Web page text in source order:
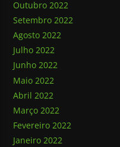
Outubro 2022
Setembro 2022
Agosto 2022
Julho 2022
Junho 2022
Maio 2022
Abril 2022
Março 2022
Fevereiro 2022
Janeiro 2022